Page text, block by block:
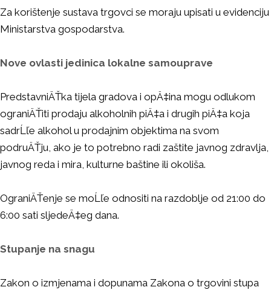
Za korištenje sustava trgovci se moraju upisati u evidenciju
Ministarstva gospodarstva.
Nove ovlasti jedinica lokalne samouprave
PredstavniÄŤka tijela gradova i opÄ‡ina mogu odlukom
ograniÄŤiti prodaju alkoholnih piÄ‡a i drugih piÄ‡a koja
sadrĹľe alkohol u prodajnim objektima na svom
podruÄŤju, ako je to potrebno radi zaštite javnog zdravlja,
javnog reda i mira, kulturne baštine ili okoliša.
OgraniÄŤenje se moĹľe odnositi na razdoblje od 21:00 do
6:00 sati sljedeÄ‡eg dana.
Stupanje na snagu
Zakon o izmjenama i dopunama Zakona o trgovini stupa